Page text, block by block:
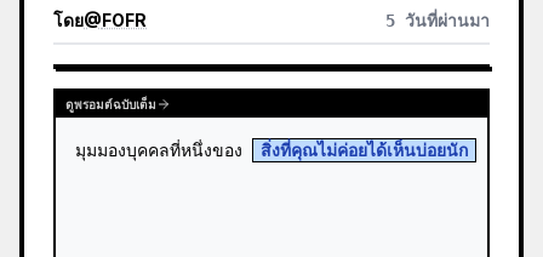
โดย@FOFR 5 วันที่ผ่านมา
ดูพรอมต์ฉบับเต็ม
มุมมองบุคคลที่หนึ่งของ สิ่งที่คุณไม่ค่อยได้เห็นบ่อยนัก